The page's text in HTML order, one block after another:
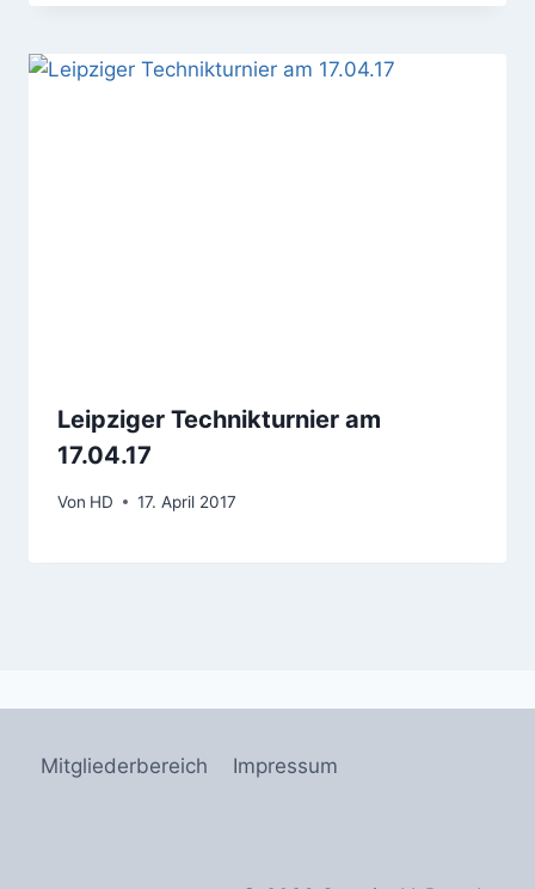
Leipziger Technikturnier am
17.04.17
Von HD 17. April 2017
Mitgliederbereich Impressum